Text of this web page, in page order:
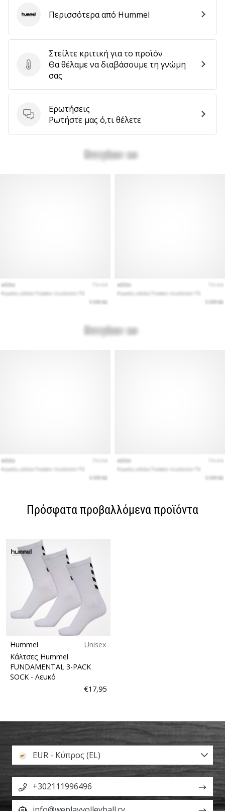
άρθρων
Στείλτε κριτική για το προϊόν
Στείλτε κριτική για το προϊόν
Θα θέλαμε να διαβάσουμε τη γνώμη
σας
Ερωτήσεις
Ερωτήσεις
Ρωτήστε μας ό,τι θέλετε
HummelΠερισσότερα από Hummel
Πρόσφατα προβαλλόμενα προϊόντα
Hummel
Unisex
Κάλτσες Hummel
FUNDAMENTAL 3-PACK
SOCK - Λευκό
€17,95
EUR - Κύπρος (EL)
+302111996496